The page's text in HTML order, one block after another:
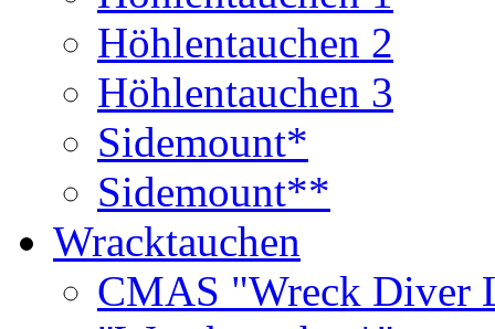
Höhlentauchen 2
Höhlentauchen 3
Sidemount*
Sidemount**
Wracktauchen
CMAS "Wreck Diver